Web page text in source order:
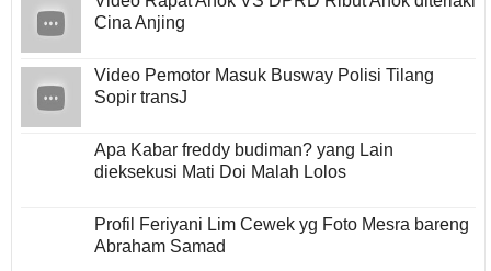
Cina Anjing
Video Pemotor Masuk Busway Polisi Tilang
Sopir transJ
Apa Kabar freddy budiman? yang Lain
dieksekusi Mati Doi Malah Lolos
Profil Feriyani Lim Cewek yg Foto Mesra bareng
Abraham Samad